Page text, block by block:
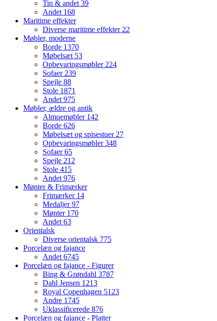
Tin & andet39
Andet 168
Maritime effekter
Diverse maritime effekter22
Møbler, moderne
Borde 1370
Møbelsæt 53
Opbevaringsmøbler224
Sofaer239
Spejle 88
Stole 1871
Andet975
Møbler, ældre og antik
Almuemøbler 142
Borde 626
Møbelsæt og spisestuer27
Opbevaringsmøbler348
Sofaer65
Spejle 212
Stole 415
Andet976
Mønter & Frimærker
Frimærker 14
Medaljer97
Mønter 170
Andet63
Orientalsk
Diverse orientalsk 775
Porcelæn og fajance
Andet6745
Porcelæn og fajance - Figurer
Bing & Grøndahl 3787
Dahl Jensen 1213
Royal Copenhagen 5123
Andre 1745
Uklassificerede 876
Porcelæn og fajance - Platter